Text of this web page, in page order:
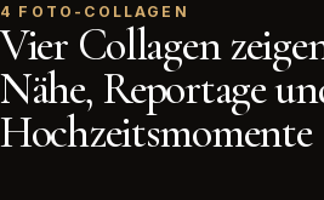
4 FOTO-COLLAGEN
Vier Collagen
Nähe, Reportage
Hochzeitsmomente